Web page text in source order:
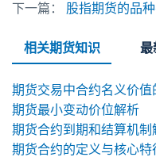
下一篇：
股指期货的品
相关期货知识 最
期货交易中合约名义价
期货最小变动价位解析
期货合约到期和结算机制
期货合约的定义与核心特